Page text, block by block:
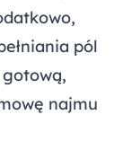
pól
najmu